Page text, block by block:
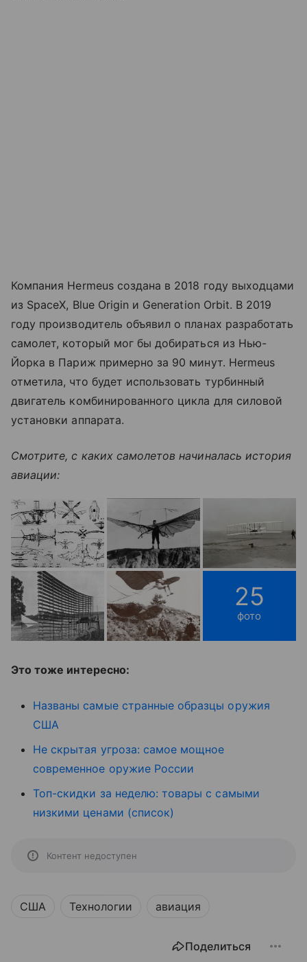
Компания Hermeus создана в 2018 году выходцами
из SpaceX, Blue Origin и Generation Orbit. В 2019
году производитель объявил о планах разработать
самолет, который мог бы добираться из Нью-
Йорка в Париж примерно за 90 минут. Hermeus
отметила, что будет использовать турбинный
двигатель комбинированного цикла для силовой
установки аппарата.
Смотрите, с каких самолетов начиналась история
авиации:
25
фото
Это тоже интересно:
Названы самые странные образцы оружия
США
Не скрытая угроза: самое мощное
современное оружие России
Топ-скидки за неделю: товары с самыми
низкими ценами (список)
Контент недоступен
США Технологии авиация
Поделиться